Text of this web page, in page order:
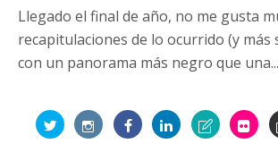
Llegado el final de año, no me gusta
recapitulaciones de lo ocurrido (y más
con un panorama más negro que una...